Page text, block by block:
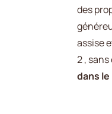
des
assise
2 ,
dans